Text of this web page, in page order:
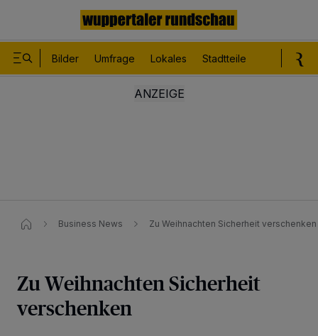
Bilder Umfrage Lokales Stadtteile
Business News Zu Weihnachten Sicherheit verschenken
Zu Weihnachten Sicherheit
verschenken